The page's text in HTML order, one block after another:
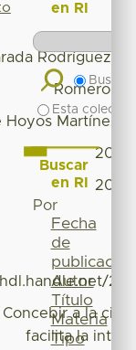
Rodríguez,
Romero-
Hoyos Martínez,
Concebir a la
facilita la
en RI
Buscar
Esta
Buscar
en RI
Por
Fecha
de
publicación
Autor
Título
Materia
Tipo